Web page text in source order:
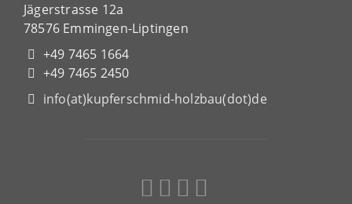
Jägerstrasse 12a
78576 Emmingen-Liptingen
+49 7465 1664
+49 7465 2450
info(at)kupferschmid-holzbau(dot)de